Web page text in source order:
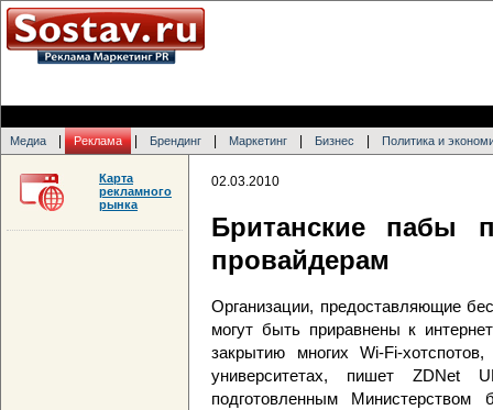
Медиа Реклама Брендинг Маркетинг Бизнес Политика и
02.03.2010
Британские пабы
провайдерам
Организации, предоставляющие
могут быть приравнены к
закрытию многих Wi-Fi-
университетах, пишет ZDNet
подготовленным Министерством
Карта
рекламного
рынка